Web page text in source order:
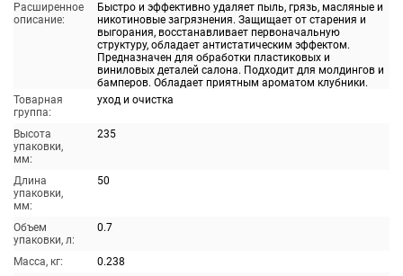
Расширенное
описание:
Быстро и эффективно удаляет пыль, грязь, масляные и
никотиновые загрязнения. Защищает от старения и
выгорания, восстанавливает первоначальную
структуру, обладает антистатическим эффектом.
Предназначен для обработки пластиковых и
виниловых деталей салона. Подходит для молдингов и
бамперов. Обладает приятным ароматом клубники.
Товарная
группа:
уход и очистка
Высота
упаковки,
мм:
235
Длина
упаковки,
мм:
50
Объем
упаковки, л:
0.7
Масса, кг:
0.238